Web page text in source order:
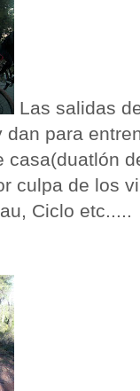
Las salidas
dan para
casa(duatlón
culpa de los
, Ciclo etc.....